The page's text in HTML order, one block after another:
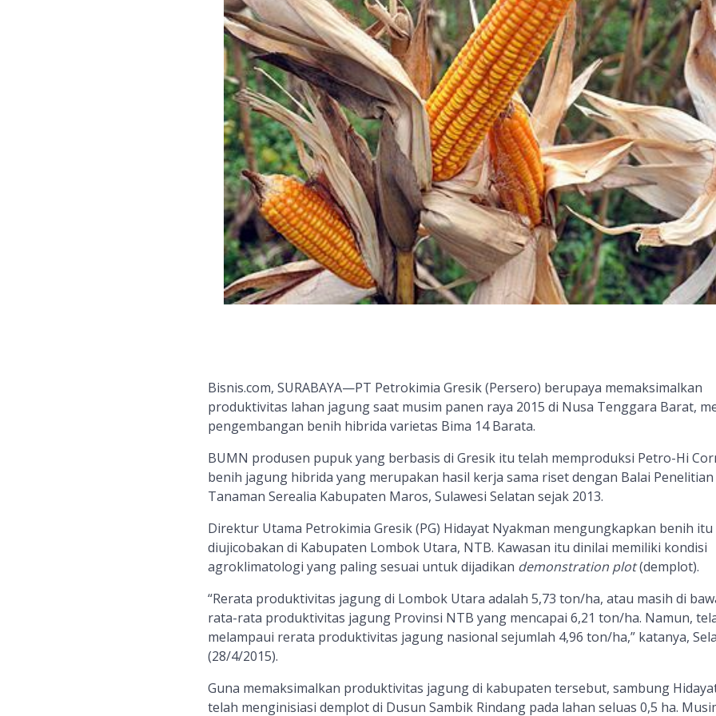
Bisnis.com, SURABAYA—PT Petrokimia Gresik (Persero) berupaya memaksimalkan
produktivitas lahan jagung saat musim panen raya 2015 di Nusa Tenggara Barat,
pengembangan benih hibrida varietas Bima 14 Barata.
BUMN produsen pupuk yang berbasis di Gresik itu telah memproduksi Petro-Hi
benih jagung hibrida yang merupakan hasil kerja sama riset dengan Balai Penelitian
Tanaman Serealia Kabupaten Maros, Sulawesi Selatan sejak 2013.
Direktur Utama Petrokimia Gresik (PG) Hidayat Nyakman mengungkapkan benih itu
diujicobakan di Kabupaten Lombok Utara, NTB. Kawasan itu dinilai memiliki kondisi
agroklimatologi yang paling sesuai untuk dijadikan demonstration plot(demplot).
“Rerata produktivitas jagung di Lombok Utara adalah 5,73 ton/ha, atau masih di
rata-rata produktivitas jagung Provinsi NTB yang mencapai 6,21 ton/ha. Namun,
melampaui rerata produktivitas jagung nasional sejumlah 4,96 ton/ha,” katanya,
(28/4/2015).
Guna memaksimalkan produktivitas jagung di kabupaten tersebut, sambung
telah menginisiasi demplot di Dusun Sambik Rindang pada lahan seluas 0,5 ha.